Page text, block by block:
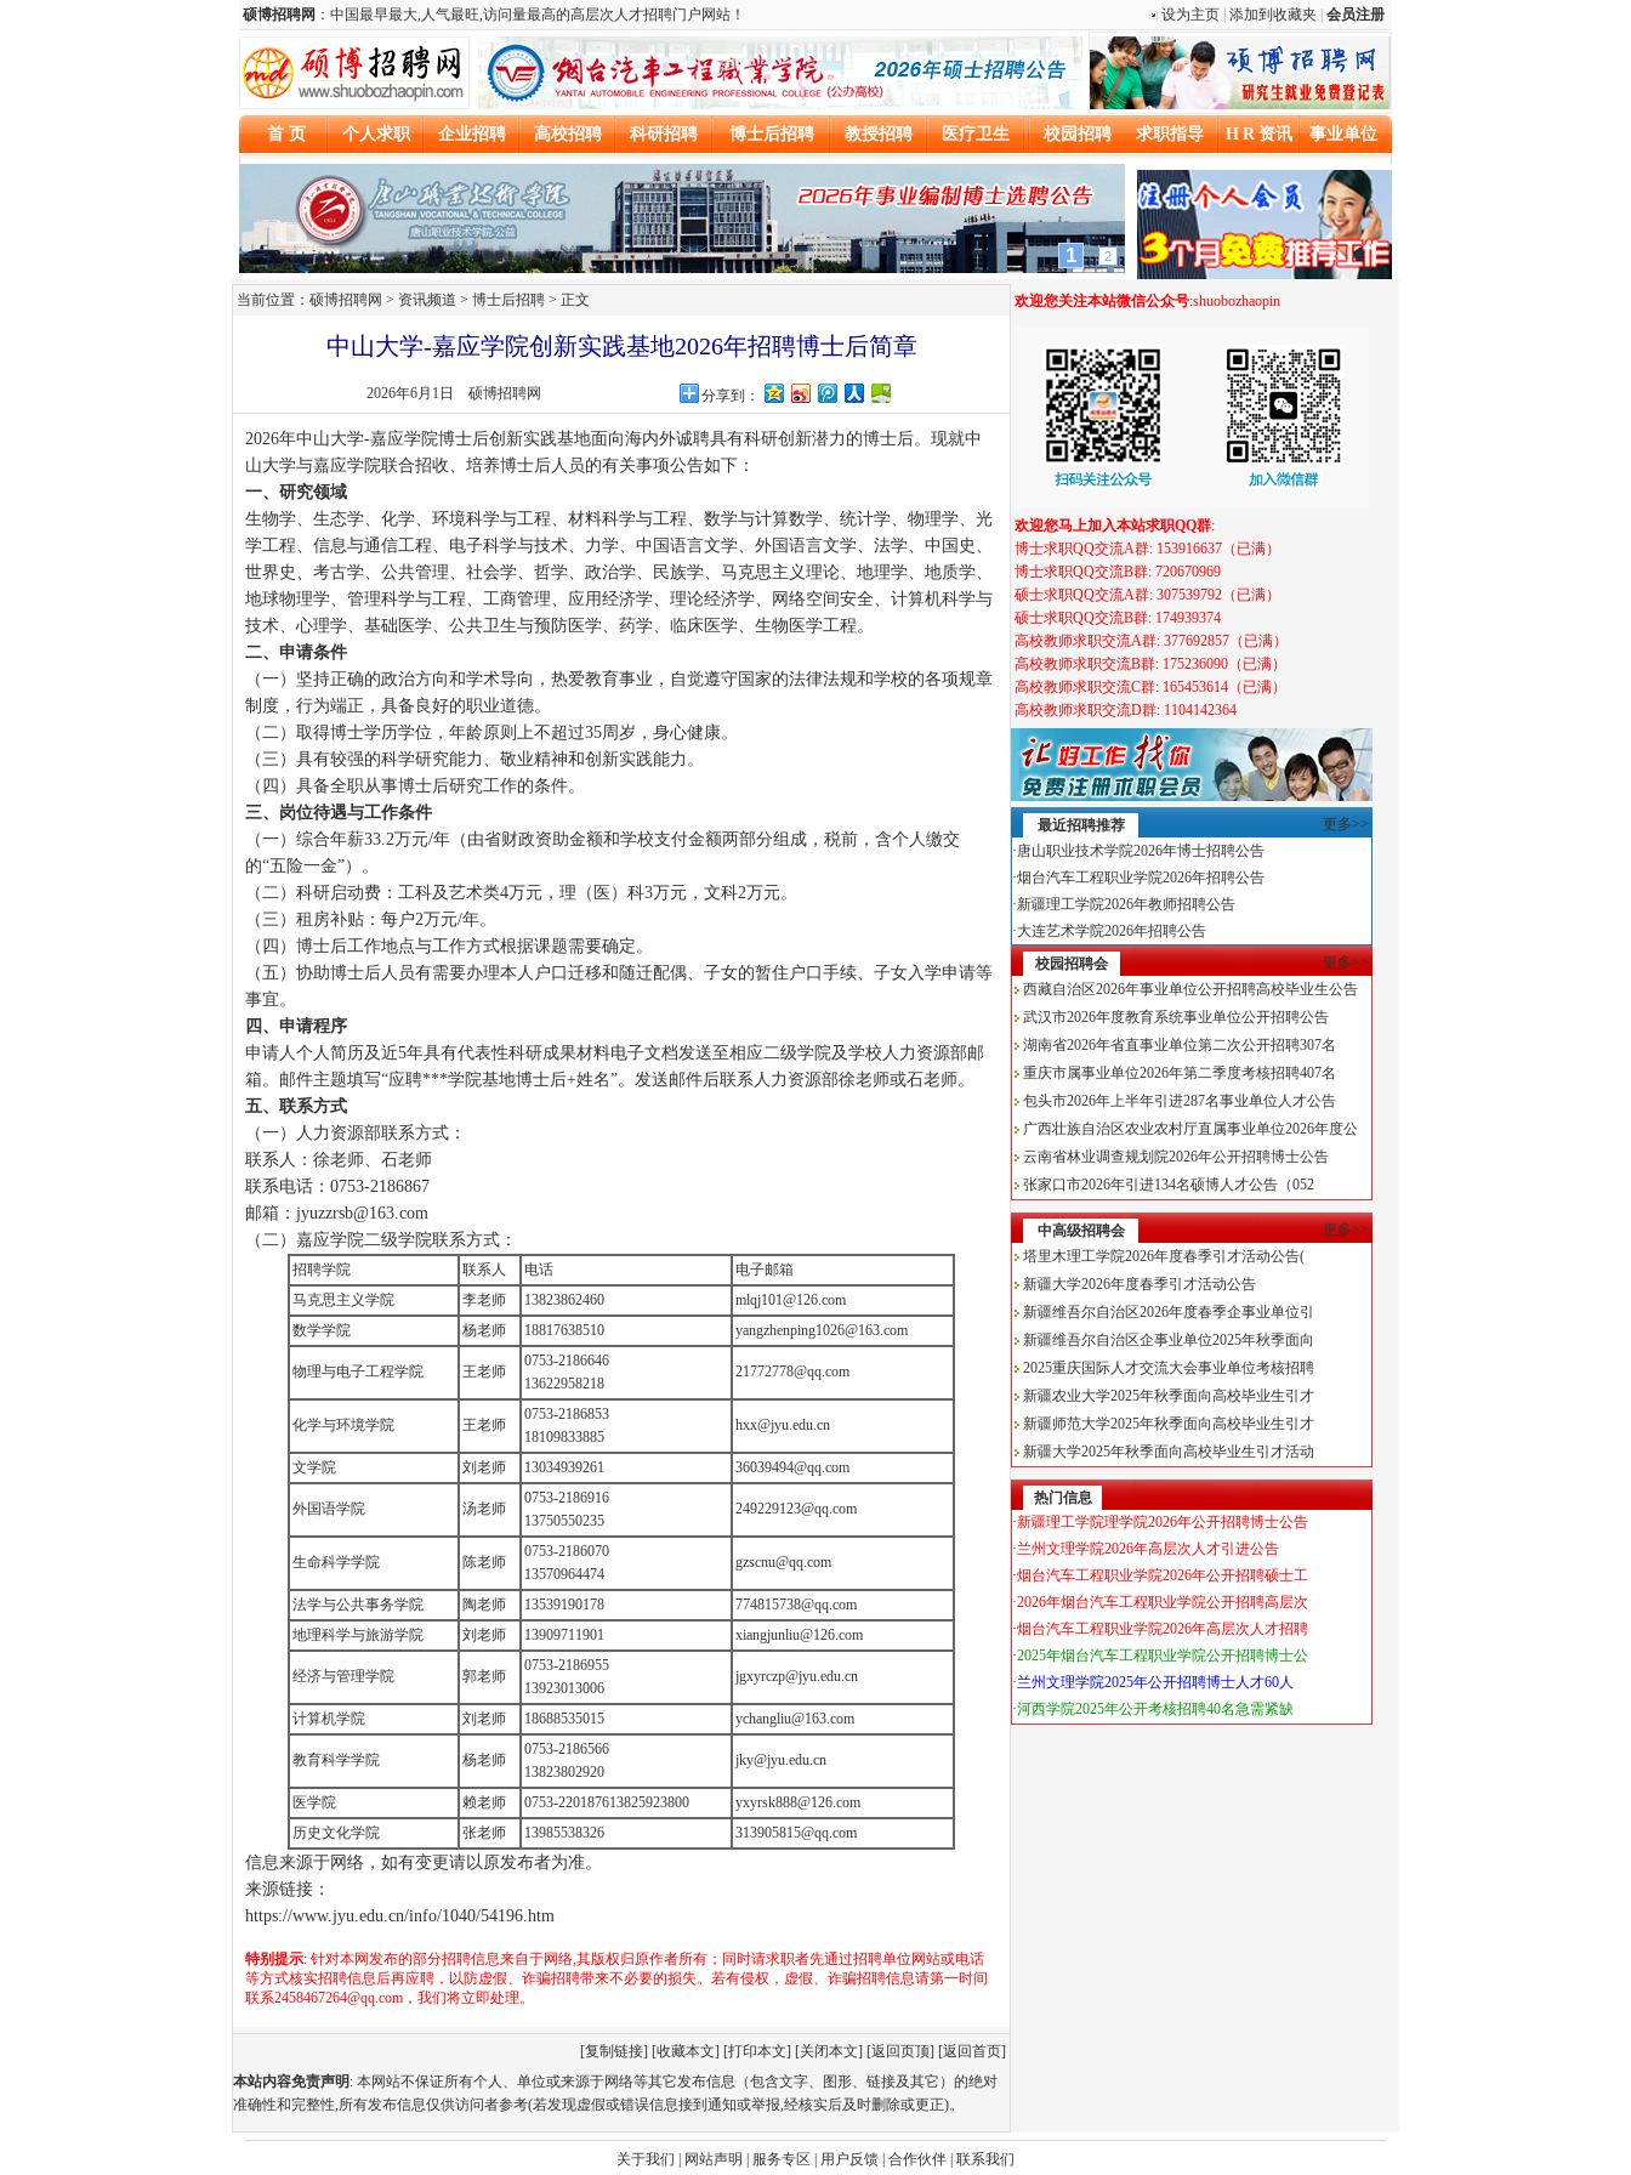
当前位置：硕博招聘网 > 资讯频道 > 博士后招聘 > 正文
中山大学-嘉应学院创新实践基地2026年招聘博士后简章
2026年6月1日 硕博招聘网 分享到：
2026年中山大学-嘉应学院博士后创新实践基地面向海内外诚聘具有科研创新潜力的博士后。现就中
山大学与嘉应学院联合招收、培养博士后人员的有关事项公告如下：
一、研究领域
生物学、生态学、化学、环境科学与工程、材料科学与工程、数学与计算数学、统计学、物理学、光
学工程、信息与通信工程、电子科学与技术、力学、中国语言文学、外国语言文学、法学、中国史、
世界史、考古学、公共管理、社会学、哲学、政治学、民族学、马克思主义理论、地理学、地质学、
地球物理学、管理科学与工程、工商管理、应用经济学、理论经济学、网络空间安全、计算机科学与
技术、心理学、基础医学、公共卫生与预防医学、药学、临床医学、生物医学工程。
二、申请条件
（一）坚持正确的政治方向和学术导向，热爱教育事业，自觉遵守国家的法律法规和学校的各项规章
制度，行为端正，具备良好的职业道德。
（二）取得博士学历学位，年龄原则上不超过35周岁，身心健康。
（三）具有较强的科学研究能力、敬业精神和创新实践能力。
（四）具备全职从事博士后研究工作的条件。
三、岗位待遇与工作条件
（一）综合年薪33.2万元/年（由省财政资助金额和学校支付金额两部分组成，税前，含个人缴交
的“五险一金”）。
（二）科研启动费：工科及艺术类4万元，理（医）科3万元，文科2万元。
（三）租房补贴：每户2万元/年。
（四）博士后工作地点与工作方式根据课题需要确定。
（五）协助博士后人员有需要办理本人户口迁移和随迁配偶、子女的暂住户口手续、子女入学申请等
事宜。
四、申请程序
申请人个人简历及近5年具有代表性科研成果材料电子文档发送至相应二级学院及学校人力资源部邮
箱。邮件主题填写“应聘***学院基地博士后+姓名”。发送邮件后联系人力资源部徐老师或石老师。
五、联系方式
（一）人力资源部联系方式：
联系人：徐老师、石老师
联系电话：0753-2186867
邮箱：jyuzzrsb@163.com
（二）嘉应学院二级学院联系方式：
招聘学院 联系人 电话
电子邮箱
马克思主义学院
李老师 13823862460
mlqj101@126.com
数学学院
杨老师 18817638510 yangzhenping1026@163.com
物理与电子工程学院 王老师
0753-2186646
13622958218
21772778@qq.com
化学与环境学院 王老师
0753-2186853
18109833885
hxx@jyu.edu.cn
文学院 刘老师 13034939261 36039494@qq.com
外国语学院 汤老师
0753-2186916
13750550235
249229123@qq.com
生命科学学院 陈老师
0753-2186070
13570964474
gzscnu@qq.com
法学与公共事务学院 陶老师 13539190178
774815738@qq.com
地理科学与旅游学院
刘老师 13909711901 xiangjunliu@126.com
经济与管理学院 郭老师
0753-2186955
13923013006
jgxyrczp@jyu.edu.cn
计算机学院 刘老师 18688535015 ychangliu@163.com
教育科学学院 杨老师
0753-2186566
13823802920
jky@jyu.edu.cn
医学院 赖老师 0753-220187613825923800
yxyrsk888@126.com
历史文化学院
张老师 13985538326 313905815@qq.com
信息来源于网络，如有变更请以原发布者为准。
来源链接：
https://www.jyu.edu.cn/info/1040/54196.htm
特别提示: 针对本网发布的部分招聘信息来自于网络,其版权归原作者所有；同时请求职者先通过招聘单位网站或电话
等方式核实招聘信息后再应聘，以防虚假、诈骗招聘带来不必要的损失。若有侵权，虚假、诈骗招聘信息请第一时间
联系2458467264@qq.com，我们将立即处理。
[复制链接] [收藏本文] [打印本文] [关闭本文] [返回页顶] [返回首页]
本站内容免责声明 : 本网站不保证所有个人、单位或来源于网络等其它发布信息（包含文字、图形、链接及其它）的绝对
准确性和完整性,所有发布信息仅供访问者参考(若发现虚假或错误信息接到通知或举报,经核实后及时删除或更正)。
关于我们 网站声明 服务专区 用户反馈 合作伙伴 联系我们